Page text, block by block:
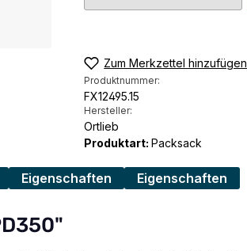
Zum Merkzettel hinzufügen
Produktnummer:
FX12495.15
Hersteller:
Ortlieb
Produktart: Packsack
Eigenschaften Eigenschaften